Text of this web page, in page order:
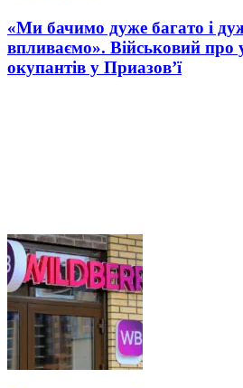
«Ми бачимо дуже багато і
впливаємо». Військовий про
окупантів у Приазов’ї